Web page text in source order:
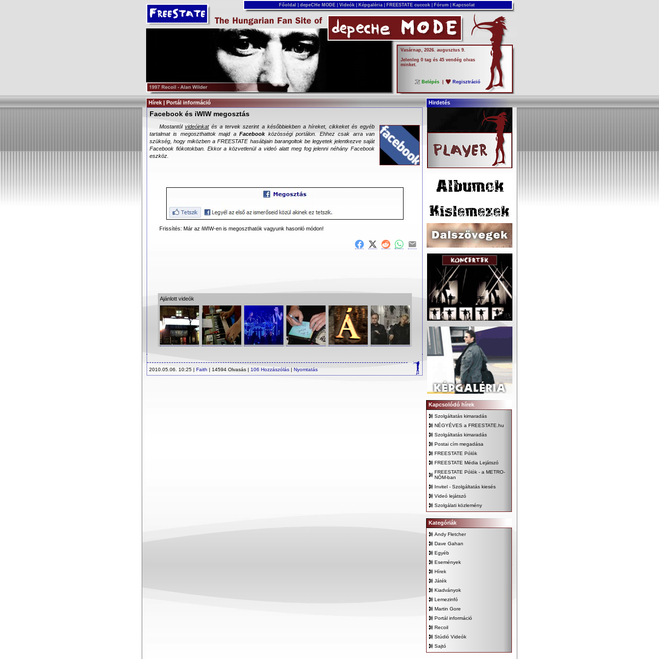
Főoldal depeCHe MODE Videók Képgaléria FREESTATE cuccok Fórum Kapcsolat
Vasárnap, 2026. augusztus 9.
Jelenleg 0 tag és 45 vendég olvas
minket.
Belépés Regisztráció
Hírek | Portál információ Hirdetés
Facebook és iWIW megosztás
Mostantólvideóinkatés a tervek szerint a későbbiekben a híreket, cikkeket és egyéb
tartalmat is megoszthattok majd aFacebookközösségi portálon. Ehhez csak arra van
szükség, hogy miközben a FREESTATE hasábjain barangoltok be legyetek jelentkezve saját
Facebook fiókotokban. Ekkor a közvetlenül a videó alatt meg fog jelenni néhány Facebook
eszköz.
Frissítés: Már az iWIW-en is megoszthatók vagyunk hasonló módon!
Ajánlott videók
2010.05.06. 10:25 | Faith | 14594 Olvasás | 106 Hozzászólás | Nyomtatás
Kapcsolódó hírek
Szolgáltatás kimaradás
NÉGYÉVES a FREESTATE.hu
Szolgáltatás kimaradás
Postai cím megadása
FREESTATE Pólók
FREESTATE Média Lejátszó
FREESTATE Pólók - a METRO-
NÓM-ban
Invitel - Szolgáltatás kiesés
Videó lejátszó
Szolgálati közlemény
Kategóriák
Andy Fletcher
Dave Gahan
Egyéb
Események
Hírek
Játék
Kiadványok
Lemezinfó
Martin Gore
Portál információ
Recoil
Stúdió Videók
Sajtó